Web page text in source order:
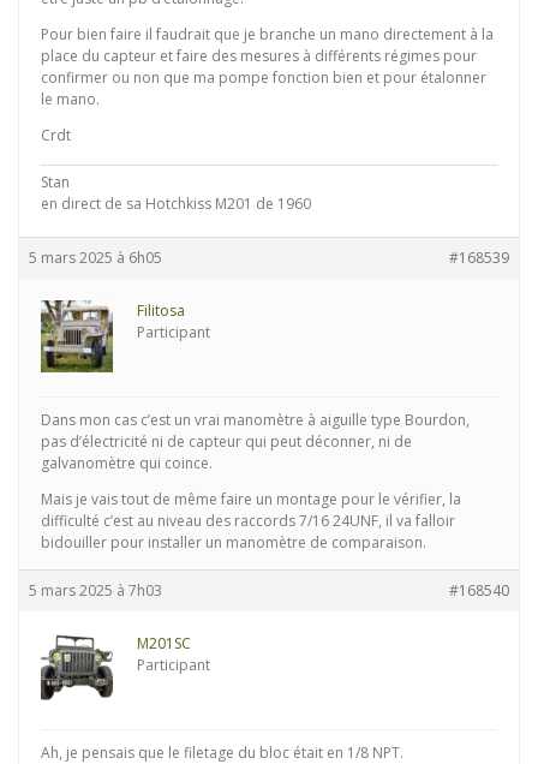
Pour bien faire il faudrait que je branche un mano directement à la
place du capteur et faire des mesures à différents régimes pour
confirmer ou non que ma pompe fonction bien et pour étalonner
le mano.
Crdt
Stan
en direct de sa Hotchkiss M201 de 1960
5 mars 2025 à 6h05 #168539
Filitosa
Participant
Dans mon cas c’est un vrai manomètre à aiguille type Bourdon,
pas d’électricité ni de capteur qui peut déconner, ni de
galvanomètre qui coince.
Mais je vais tout de même faire un montage pour le vérifier, la
difficulté c’est au niveau des raccords 7/16 24UNF, il va falloir
bidouiller pour installer un manomètre de comparaison.
5 mars 2025 à 7h03 #168540
M201SC
Participant
Ah, je pensais que le filetage du bloc était en 1/8 NPT.